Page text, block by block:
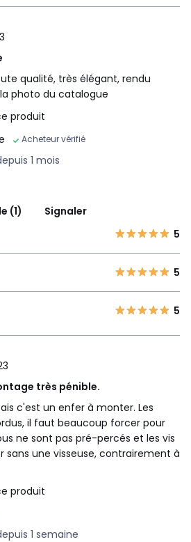
qualité, très élégant, rendu
photo du catalogue
produit
Acheteur vérifié
1 mois
(1)
Signaler
5
5
5
très pénible.
c'est un enfer à monter. Les
il faut beaucoup forcer pour
ne sont pas pré-percés et les vis
sans une visseuse, contrairement à
produit
1 semaine